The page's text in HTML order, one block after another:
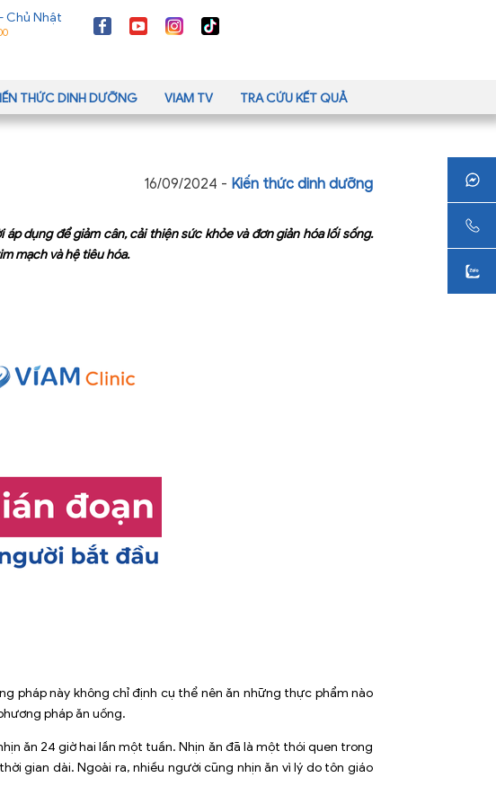
Chủ Nhật
THỨC DINH DƯỠNG VIAM TV TRA CỨU KẾT QUẢ
16/09/2024 - Kiến thức dinh dưỡng
dụng để giảm cân, cải thiện sức khỏe và đơn giản hóa lối sống.
mạch và hệ tiêu hóa.
pháp này không chỉ định cụ thể nên ăn những thực phẩm nào
pháp ăn uống.
ăn 24 giờ hai lần một tuần. Nhịn ăn đã là một thói quen trong
gian dài. Ngoài ra, nhiều người cũng nhịn ăn vì lý do tôn giáo